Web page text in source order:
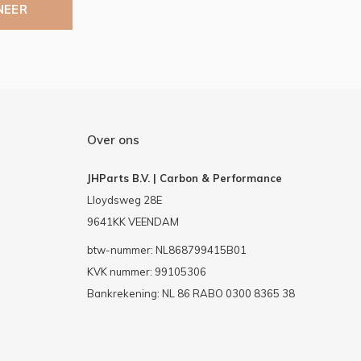
Over ons
JHParts B.V. | Carbon & Performance
Lloydsweg 28E
9641KK VEENDAM
btw-nummer: NL868799415B01
KVK nummer: 99105306
Bankrekening: NL 86 RABO 0300 8365 38